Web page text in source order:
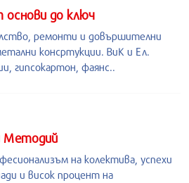
до ключ
ремонти и довършителни
консртукции. ВиК и Ел.
гипсокартон, фаянс..
Методий
на колектива, успехи
и висок процент на